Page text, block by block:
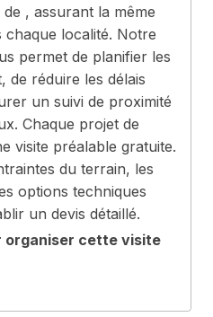
, assurant la même
chaque localité. Notre
permet de planifier les
de réduire les délais
un suivi de proximité
Chaque projet de
visite préalable gratuite.
du terrain, les
options techniques
un devis détaillé.
organiser cette visite